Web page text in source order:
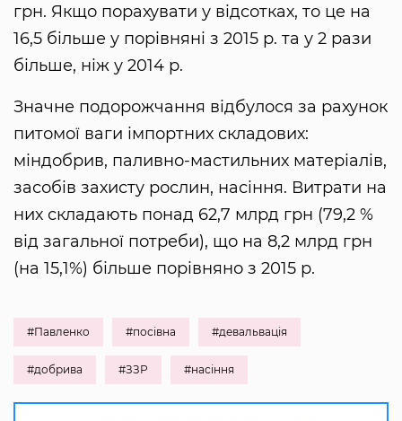
грн. Якщо порахувати у відсотках, то це на
16,5 більше у порівняні з 2015 р. та у 2 рази
більше, ніж у 2014 р.
Значне подорожчання відбулося за рахунок
питомої ваги імпортних складових:
міндобрив, паливно-мастильних матеріалів,
засобів захисту рослин, насіння. Витрати на
них складають понад 62,7 млрд грн (79,2 %
від загальної потреби), що на 8,2 млрд грн
(на 15,1%) більше порівняно з 2015 р.
#Павленко #посівна #девальвація
#добрива #ЗЗР #насіння